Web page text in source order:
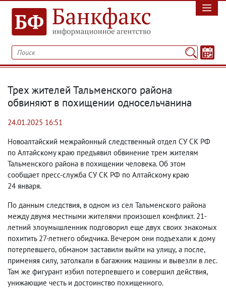
Трех жителей Тальменского района
обвиняют в похищении односельчанина
24.01.2025 16:51
Новоалтайский межрайонный следственный отдел СУ СК РФ
по Алтайскому краю предъявил обвинение трем жителям
Тальменского района в похищении человека. Об этом
сообщает пресс-служба СУ СК РФ по Алтайскому краю
24 января.
По данным следствия, в одном из сел Тальменского района
между двумя местными жителями произошел конфликт. 21-
летний злоумышленник подговорил еще двух своих знакомых
похитить 27-летнего обидчика. Вечером они подъехали к дому
потерпевшего, обманом заставили выйти на улицу, а после,
применяя силу, затолкали в багажник машины и вывезли в лес.
Там же фигурант избил потерпевшего и совершил действия,
унижающие честь и достоинство похищенного.